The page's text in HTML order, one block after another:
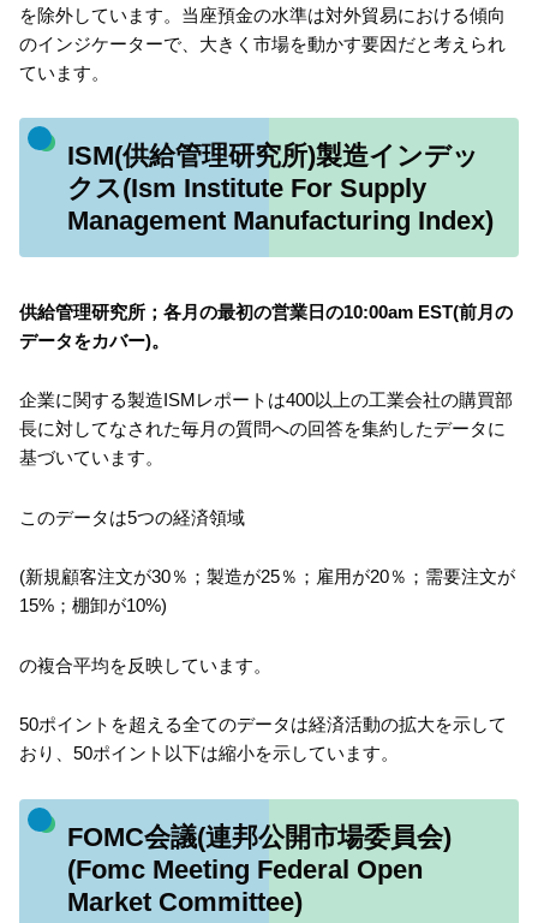
を除外しています。当座預金の水準は対外貿易における傾向
のインジケーターで、大きく市場を動かす要因だと考えられ
ています。
ISM(供給管理研究所)製造インデッ
クス(Ism Institute For Supply
Management Manufacturing Index)
供給管理研究所；各月の最初の営業日の10:00am EST(前月の
データをカバー)。
企業に関する製造ISMレポートは400以上の工業会社の購買部
長に対してなされた毎月の質問への回答を集約したデータに
基づいています。
このデータは5つの経済領域
(新規顧客注文が30％；製造が25％；雇用が20％；需要注文が
15%；棚卸が10%)
の複合平均を反映しています。
50ポイントを超える全てのデータは経済活動の拡大を示して
おり、50ポイント以下は縮小を示しています。
FOMC会議(連邦公開市場委員会)
(Fomc Meeting Federal Open
Market Committee)